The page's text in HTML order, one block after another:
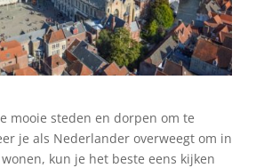
mooie steden en dorpen om te
je als Nederlander overweegt om in
kun je het beste eens kijken